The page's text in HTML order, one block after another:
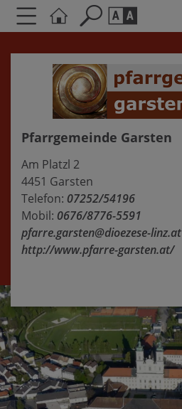
Schriftgröße
AAA
Kontrasteinstellungen
A A A
Pfarrgemeinde Garsten
Am Platzl 2
4451 Garsten
Telefon: 07252/54196
Mobil: 0676/8776-5591
pfarre.garsten@dioezese-linz.at
http://www.pfarre-garsten.at/